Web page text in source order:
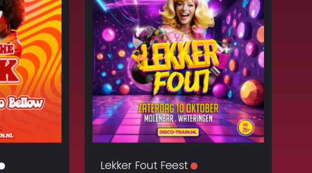
Lekker Fout Feest